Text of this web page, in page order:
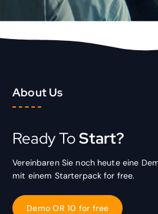
About Us
Ready ToStart?
Vereinbaren Sie noch heute eine
mit einem Starterpack for free.
Demo OR 10 for free